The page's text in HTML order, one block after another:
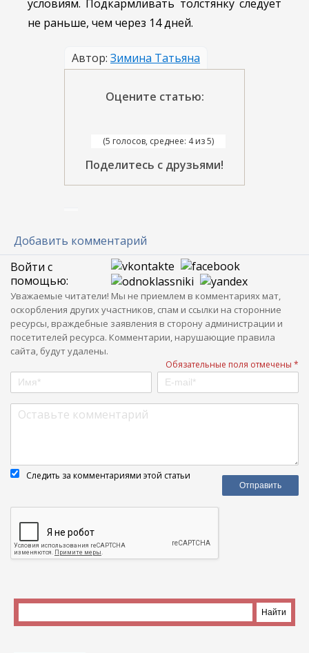
условиям. Подкармливать толстянку следует
не раньше, чем через 14 дней.
Автор: Зимина Татьяна
Оцените статью:
(5 голосов, среднее: 4 из 5)
Поделитесь с друзьями!
Добавить комментарий
Войти с
помощью:
Уважаемые читатели! Мы не приемлем в комментариях мат,
оскорбления других участников, спам и ссылки на сторонние
ресурсы, враждебные заявления в сторону администрации и
посетителей ресурса. Комментарии, нарушающие правила
сайта, будут удалены.
Обязательные поля отмечены *
Следить за комментариями этой статьи